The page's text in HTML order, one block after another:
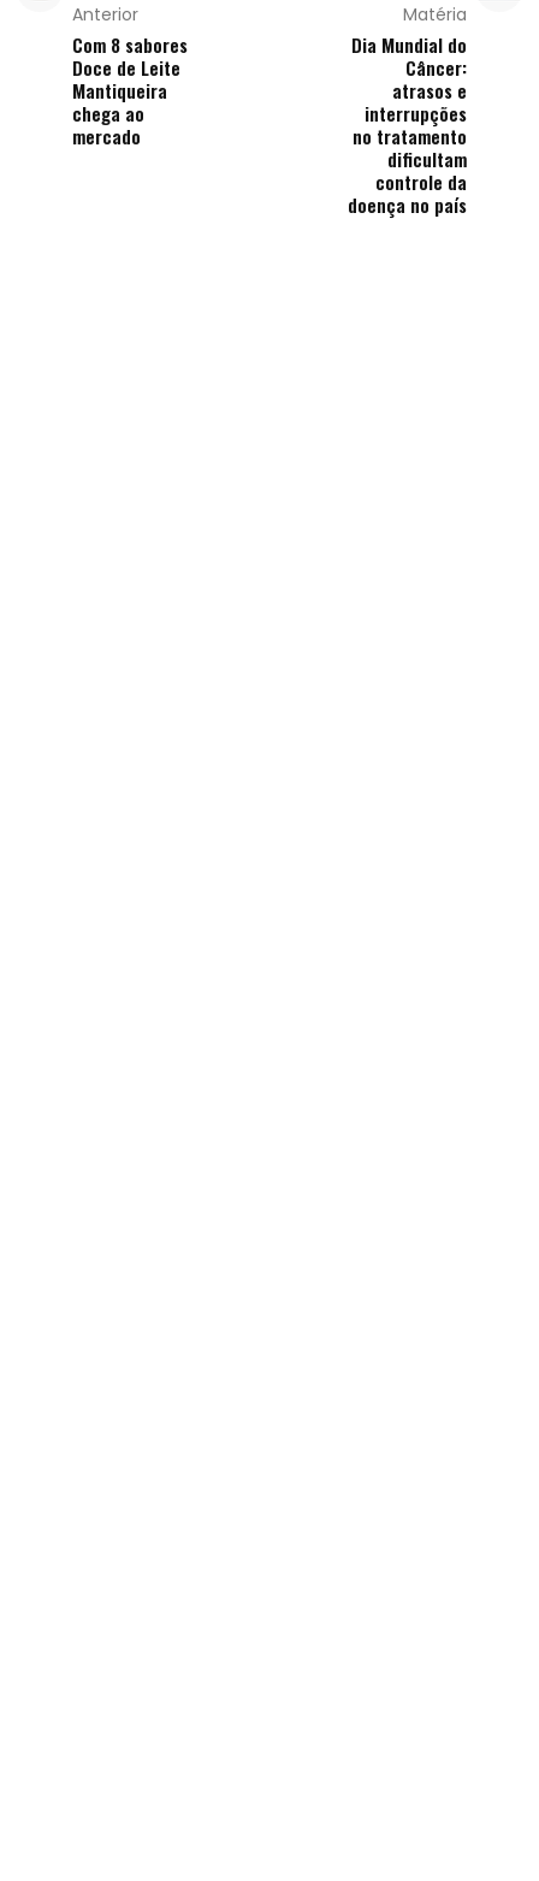
Anterior
Com 8 sabores
Doce de Leite
Mantiqueira
chega ao
mercado
Matéria
Dia Mundial do
Câncer:
atrasos e
interrupções
no tratamento
dificultam
controle da
doença no país